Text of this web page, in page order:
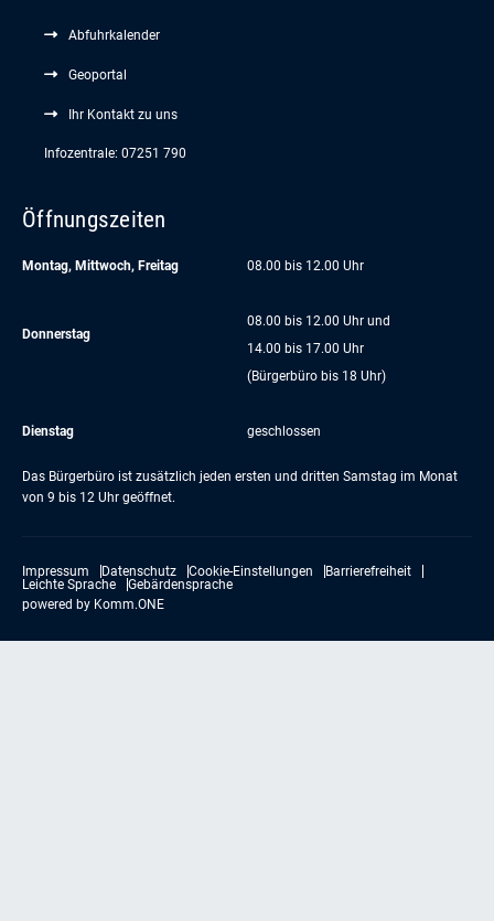
Abfuhrkalender
Geoportal
Ihr Kontakt zu uns
Infozentrale: 07251 790
Öffnungszeiten
Montag, Mittwoch, Freitag 08.00 bis 12.00 Uhr
Donnerstag
08.00 bis 12.00 Uhr und
14.00 bis 17.00 Uhr
(Bürgerbüro bis 18 Uhr)
Dienstag geschlossen
Das Bürgerbüro ist zusätzlich jeden ersten und dritten Samstag im Monat
von 9 bis 12 Uhr geöffnet.
Impressum Datenschutz Cookie-Einstellungen
Barrierefreiheit
Leichte Sprache
Gebärdensprache
powered by Komm.ONE